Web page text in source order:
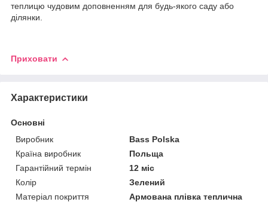
теплицю чудовим доповненням для будь-якого саду або
ділянки.
Приховати
Характеристики
Основні
Виробник
Bass Polska
Країна виробник
Польща
Гарантійний термін
12 міс
Колір
Зелений
Матеріал покриття
Армована плівка теплична